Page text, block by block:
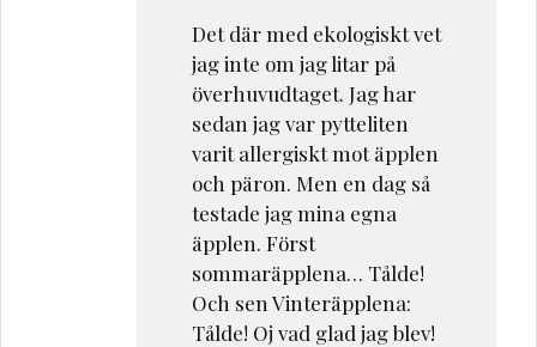
Det där med ekologiskt vet
jag inte om jag litar på
överhuvudtaget. Jag har
sedan jag var pytteliten
varit allergiskt mot äpplen
och päron. Men en dag så
testade jag mina egna
äpplen. Först
sommaräpplena… Tålde!
Och sen Vinteräpplena:
Tålde! Oj vad glad jag blev!